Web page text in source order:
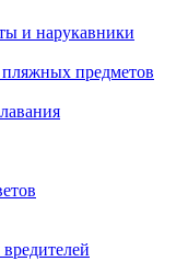
и нарукавники
предметов